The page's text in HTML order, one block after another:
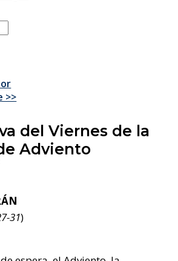
>>
del Viernes de la
Adviento
31)